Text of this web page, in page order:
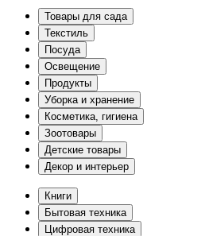
Товары для сада
Текстиль
Посуда
Освещение
Продукты
Уборка и хранение
Косметика, гигиена
Зоотовары
Детские товары
Декор и интерьер
Книги
Бытовая техника
Цифровая техника